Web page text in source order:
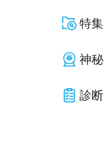
特集
神秘
診断